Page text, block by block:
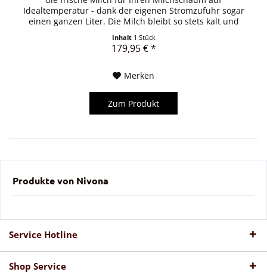
Idealtemperatur - dank der eigenen Stromzufuhr sogar
einen ganzen Liter. Die Milch bleibt so stets kalt und
Inhalt 1 Stück
179,95 € *
Merken
Zum Produkt
Produkte von Nivona
Service Hotline
Shop Service